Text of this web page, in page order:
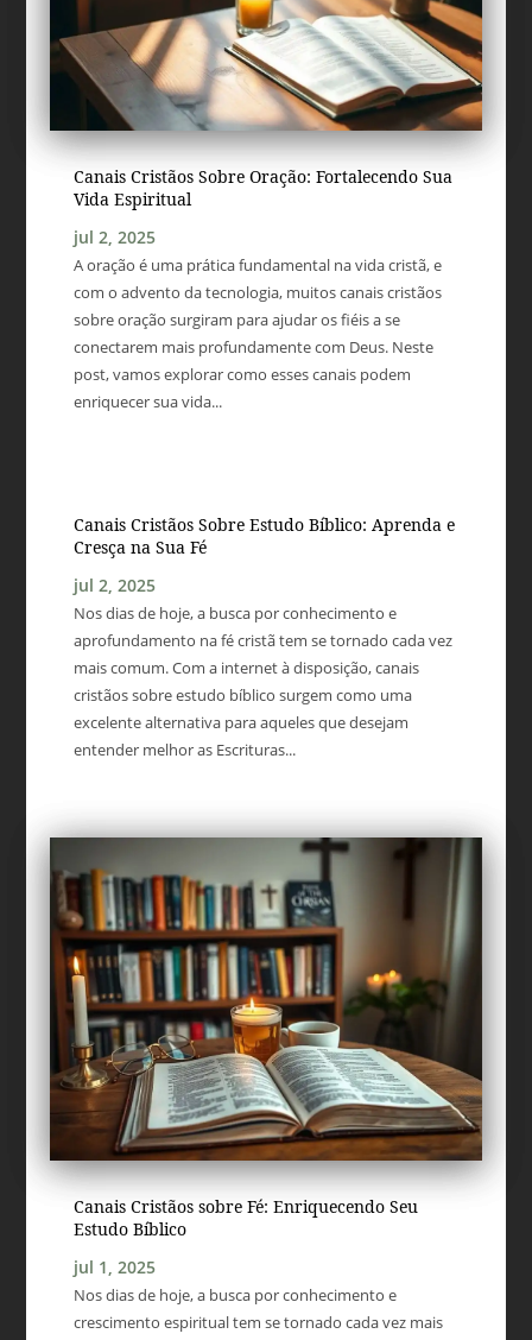
Canais Cristãos Sobre Oração: Fortalecendo Sua
Vida Espiritual
jul 2, 2025
A oração é uma prática fundamental na vida cristã, e
com o advento da tecnologia, muitos canais cristãos
sobre oração surgiram para ajudar os fiéis a se
conectarem mais profundamente com Deus. Neste
post, vamos explorar como esses canais podem
enriquecer sua vida...
Canais Cristãos Sobre Estudo Bíblico: Aprenda e
Cresça na Sua Fé
jul 2, 2025
Nos dias de hoje, a busca por conhecimento e
aprofundamento na fé cristã tem se tornado cada vez
mais comum. Com a internet à disposição, canais
cristãos sobre estudo bíblico surgem como uma
excelente alternativa para aqueles que desejam
entender melhor as Escrituras...
Canais Cristãos sobre Fé: Enriquecendo Seu
Estudo Bíblico
jul 1, 2025
Nos dias de hoje, a busca por conhecimento e
crescimento espiritual tem se tornado cada vez mais